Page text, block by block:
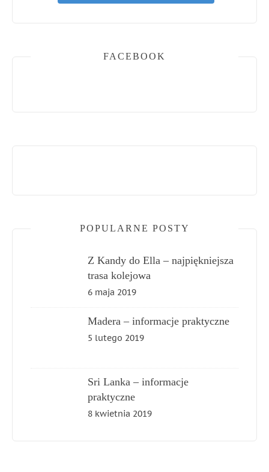
FACEBOOK
POPULARNE POSTY
Z Kandy do Ella – najpiękniejsza
trasa kolejowa
6 maja 2019
Madera – informacje praktyczne
5 lutego 2019
Sri Lanka – informacje
praktyczne
8 kwietnia 2019